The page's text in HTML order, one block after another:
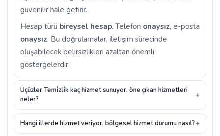
güvenilir hale getirir.
Hesap türü bireysel hesap. Telefon onaysız, e-posta
onaysız. Bu doğrulamalar, iletişim sürecinde
oluşabilecek belirsizlikleri azaltan önemli
göstergelerdir.
Üçüzler Temi̇zli̇k kaç hizmet sunuyor, öne çıkan hizmetleri
neler?
Hangi illerde hizmet veriyor, bölgesel hizmet durumu nasıl?